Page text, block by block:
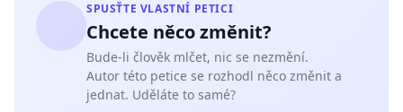
SPUSŤTE VLASTNÍ PETICI
Chcete něco změnit?
Bude-li člověk mlčet, nic se nezmění.
Autor této petice se rozhodl něco změnit a
jednat. Uděláte to samé?